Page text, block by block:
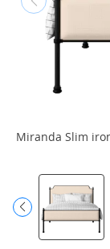
Miranda Slim